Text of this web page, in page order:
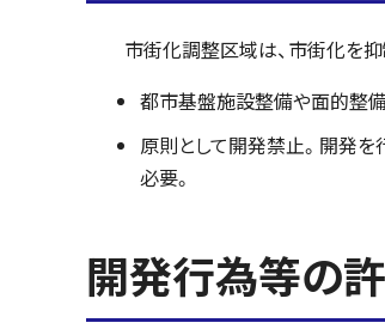
市街化調整区域は、市街化を抑
都市基盤施設整備や面的整
原則として開発禁止。開発
必要。
開発行為等の